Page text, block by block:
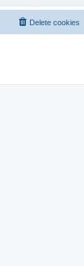
Delete cookies